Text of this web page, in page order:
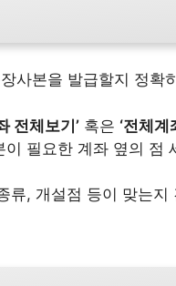
사본을 발급할지 정확
전체보기’ 혹은 ‘전체계
이 필요한 계좌 옆의
류, 개설점 등이 맞는